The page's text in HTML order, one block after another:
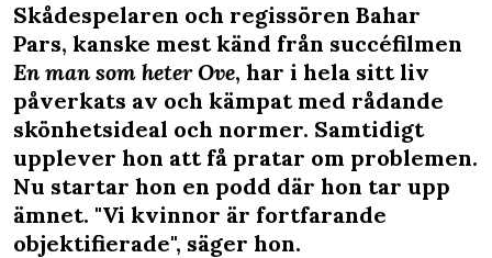
Skådespelaren och regissören Bahar
Pars, kanske mest känd från succéfilmen
En man som heter Ove, har i hela sitt liv
påverkats av och kämpat med rådande
skönhetsideal och normer. Samtidigt
upplever hon att få pratar om problemen.
Nu startar hon en podd där hon tar upp
ämnet. "Vi kvinnor är fortfarande
objektifierade", säger hon.